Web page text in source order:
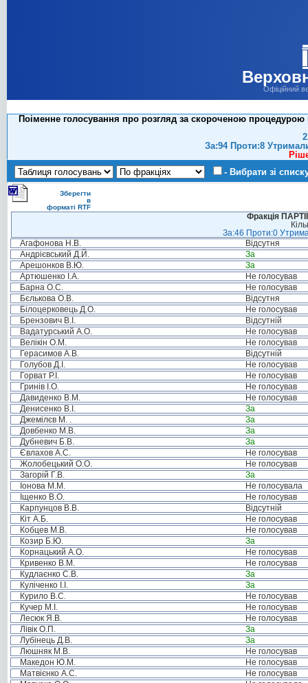
Офіційний
Поіменне голосування про розгляд за скороченою процедурою
За:94 Проти:8
- Вибрати зі
Зберегти
в
форматі RTF
Фракція
За:46 Проти:0
Агафонова Н.В.
Відсутня
Андрієвський Д.Й.
За
Арешонков В.Ю.
За
Артюшенко І.А.
Не голосував
Барна О.С.
Не голосував
Бєлькова О.В.
Відсутня
Білоцерковець Д.О.
Не голосував
Брензович В.І.
Відсутній
Вадатурський А.О.
Не голосував
Велікін О.М.
Не голосував
Герасимов А.В.
Відсутній
Голубов Д.І.
Не голосував
Горват Р.І.
Не голосував
Гринів І.О.
Не голосував
Давиденко В.М.
Не голосував
Денисенко В.І.
За
Джемілєв М. .
За
Довбенко М.В.
За
Дубневич Б.В.
За
Євлахов А.С.
Не голосував
Жолобецький О.О.
Не голосував
Загорій Г.В.
За
Іонова М.М.
Не голосувала
Іщенко В.О.
Не голосував
Карпунцов В.В.
Відсутній
Кіт А.Б.
Не голосував
Кобцев М.В.
Не голосував
Козир Б.Ю.
За
Корнацький А.О.
Не голосував
Кривенко В.М.
Не голосував
Кудлаєнко С.В.
За
Куліченко І.І.
За
Курило В.С.
Не голосував
Кучер М.І.
Не голосував
Лесюк Я.В.
Не голосував
Лівік О.П.
За
Лубінець Д.В.
За
Люшняк М.В.
Не голосував
Македон Ю.М.
Не голосував
Матвієнко А.С.
Не голосував